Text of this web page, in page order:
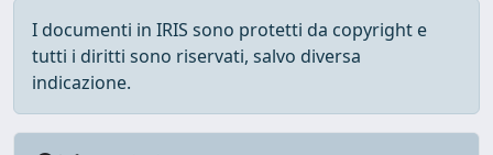
I documenti in IRIS sono protetti da copyright e
tutti i diritti sono riservati, salvo diversa
indicazione.